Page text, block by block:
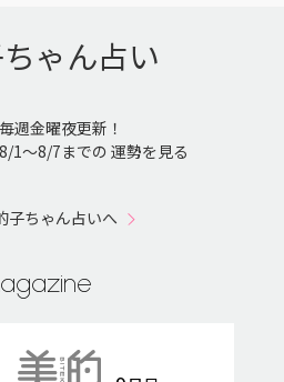
ゃん占い
毎週金曜夜更新！
8/1〜8/7までの 運勢を見る
子ちゃん占いへ